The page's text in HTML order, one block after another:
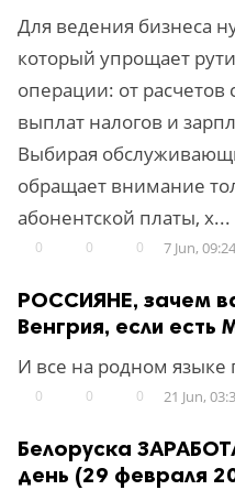
Для ведения бизнеса
который упрощает
операции: от расчетов
выплат налогов и
Выбирая
обращает внимание
абонентской платы, х...
0 0 0 7 Jun,
РОССИЯНЕ, зачем
Венгрия, если есть
И все на родном языке
0 0 0 21 Jun,
Белоруска
день (29 февраля